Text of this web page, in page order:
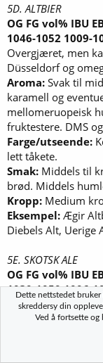
5D. ALTBIER
OG FG vol% IBU
1046-1052 1009-
Overgjæret, men
Düsseldorf og
Aroma: Svak til
karamell og
mellomeruopeisk
fruktestere. DMS
Farge/utseende:
lett tåkete.
Smak: Middels til
brød. Middels
Kropp: Medium
Eksempel: Ægir
Diebels Alt, Uerige
5E. SKOTSK ALE
OG FG vol% IBU
1030-1050 1006-
Den skotske ale
humlet enn den
av kjeks og
Dette nettstedet bruker
skreddersy din
Ved å fortsette og